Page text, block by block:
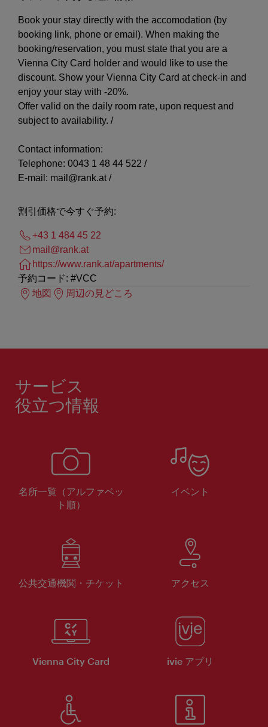
Book your stay directly with the accomodation (by
booking link, phone or email). When making the
booking/reservation, you must state that you are a
Vienna City Card holder and would like to use the
discount. Show your Vienna City Card at check-in and
enjoy your stay with -20%.
Offer valid on the daily room rate, upon request and
subject to availability. /
Contact information:
Telephone: 0043 1 48 44 522 /
E-mail: mail@rank.at /
割引価格で今すぐ予約:
+43 1 484 45 22
mail@rank.at
https://www.rank.at/apartments/
予約コード: #VCC
地図
周辺の見どころ
サービス
役立つ情報
名所一覧（アルファベッ
ト順）
イベント
公共交通機関・チケット アクセス
Vienna City Card ivie アプリ